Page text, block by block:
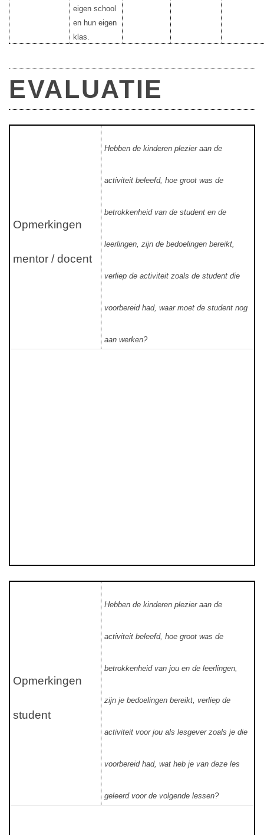
eigen school
en hun eigen
klas.
EVALUATIE
Opmerkingen
mentor / docent
Hebben de kinderen plezier aan de
activiteit beleefd, hoe groot was de
betrokkenheid van de student en de
leerlingen, zijn de bedoelingen bereikt,
verliep de activiteit zoals de student die
voorbereid had, waar moet de student nog
aan werken?
Opmerkingen
student
Hebben de kinderen plezier aan de
activiteit beleefd, hoe groot was de
betrokkenheid van jou en de leerlingen,
zijn je bedoelingen bereikt, verliep de
activiteit voor jou als lesgever zoals je die
voorbereid had, wat heb je van deze les
geleerd voor de volgende lessen?